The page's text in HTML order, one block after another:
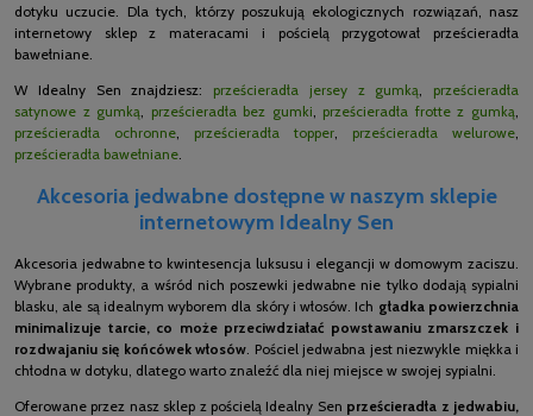
dotyku uczucie. Dla tych, którzy poszukują ekologicznych rozwiązań, nasz
internetowy sklep z materacami i pościelą przygotował prześcieradła
bawełniane.
W Idealny Sen znajdziesz: prześcieradła jersey z gumką
prześcieradła
satynowe z gumką
prześcieradła bez gumki prześcieradła frotte z gumką
prześcieradła ochronne
prześcieradła topper prześcieradła welurowe
prześcieradła bawełniane
Akcesoria jedwabne dostępne w naszym sklepie
internetowym Idealny Sen
Akcesoria jedwabne to kwintesencja luksusu i elegancji w domowym zaciszu.
Wybrane produkty, a wśród nich poszewki jedwabne nie tylko dodają sypialni
blasku, ale są idealnym wyborem dla skóry i włosów. Ich gładka powierzchnia
minimalizuje tarcie, co może przeciwdziałać powstawaniu zmarszczek i
rozdwajaniu się końcówek włosów . Pościel jedwabna jest niezwykle miękka i
chłodna w dotyku, dlatego warto znaleźć dla niej miejsce w swojej sypialni.
Oferowane przez nasz sklep z pościelą Idealny Sen prześcieradła z jedwabiu,